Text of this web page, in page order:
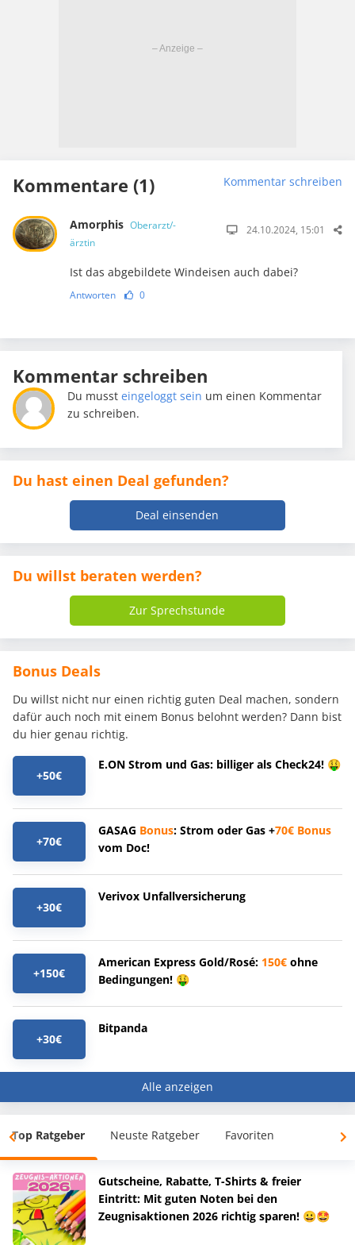
Kommentare (1) Kommentar schreiben
Amorphis Oberarzt/-
ärztin
24.10.2024, 15:01
Ist das abgebildete Windeisen auch dabei?
Antworten 0
Kommentar schreiben
Du mussteingeloggt sein um einen Kommentar
zu schreiben.
Du hast einen Deal gefunden?
Deal einsenden
Du willst beraten werden?
Zur Sprechstunde
Bonus Deals
Du willst nicht nur einen richtig guten Deal machen, sondern
dafür auch noch mit einem Bonus belohnt werden? Dann bist
du hier genau richtig.
+50€
E.ON Strom und Gas: billiger als Check24! 🤑
+70€
GASAG Bonus: Strom oder Gas +70€ Bonus
vom Doc!
+30€
Verivox Unfallversicherung
+150€
American Express Gold/Rosé: 150€ ohne
Bedingungen! 🤑
+30€
Bitpanda
Alle anzeigen
Top Ratgeber Neuste Ratgeber Favoriten
Gutscheine, Rabatte, T-Shirts & freier
Eintritt: Mit guten Noten bei den
Zeugnisaktionen 2026 richtig sparen! 😀🤩